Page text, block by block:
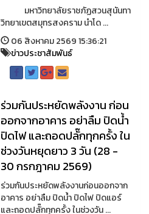
มหาวิทยาลัยราชภัฏสวนสุนันทา
วิทยาเขตสมุทรสงคราม นำโด ...
06 สิงหาคม 2569 15:36:21
ข่าวประชาสัมพันธ์
ร่วมกันประหยัดพลังงาน ก่อน
ออกจากอาคาร อย่าลืม ปิดน้ำ
ปิดไฟ และถอดปลั๊กทุกครั้ง ใน
ช่วงวันหยุดยาว 3 วัน (28 -
30 กรกฎาคม 2569)
ร่วมกันประหยัดพลังงานก่อนออกจาก
อาคาร อย่าลืม ปิดน้ำ ปิดไฟ ปิดแอร์
และถอดปลั๊กทุกครั้ง ในช่วงวัน ...